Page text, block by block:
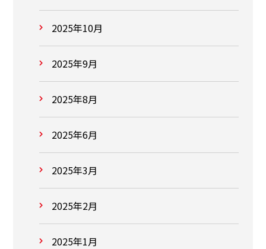
2025年10月
2025年9月
2025年8月
2025年6月
2025年3月
2025年2月
2025年1月